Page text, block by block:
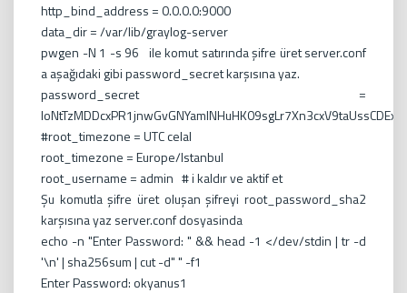
http_bind_address = 0.0.0.0:9000
data_dir = /var/lib/graylog-server
pwgen -N 1 -s 96 ile komut satırında şifre üret server.conf
a aşağıdaki gibi password_secret karşısına yaz.
password_secret =
#root_timezone = UTC celal
root_timezone = Europe/Istanbul
root_username = admin # i kaldır ve aktif et
Şu komutla şifre üret oluşan şifreyi root_password_sha2
karşısına yaz server.conf dosyasinda
echo -n "Enter Password: " && head -1 </dev/stdin | tr -d
'\n' | sha256sum | cut -d" " -f1
Enter Password: okyanus1